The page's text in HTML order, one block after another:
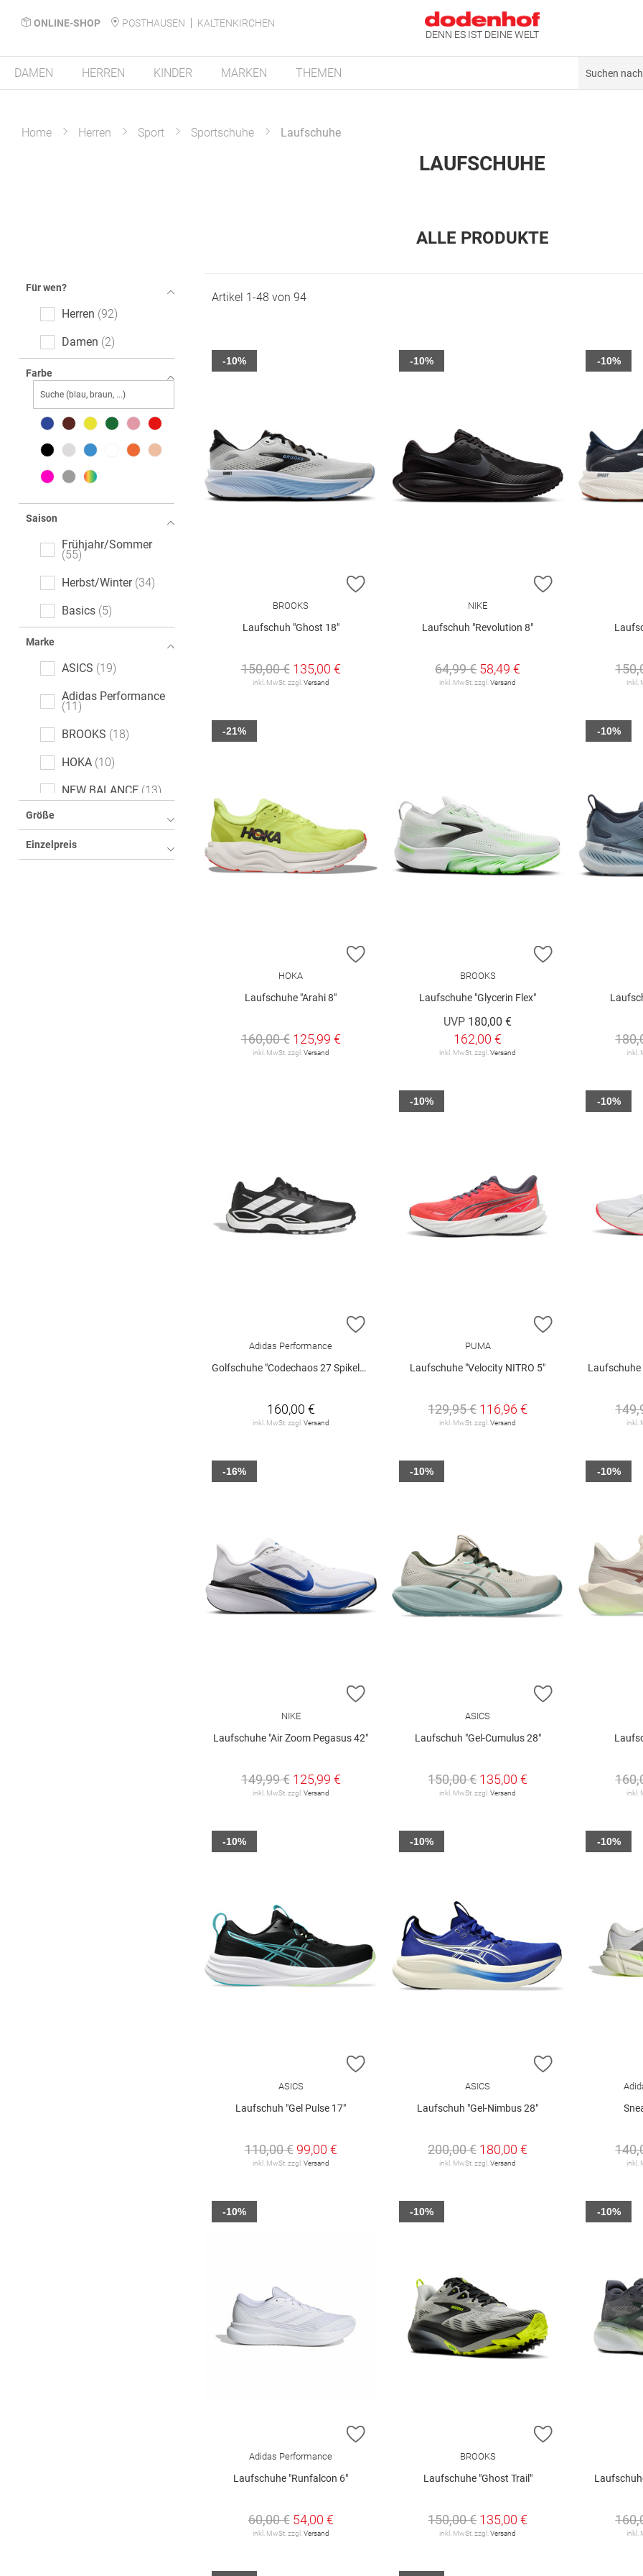
ONLINE-SHOP POSTHAUSEN
KALTENKIRCHEN
DENN ES IST DEINE WELT
DAMEN HERREN KINDER MARKEN THEMEN
Home Herren Sport Sportschuhe Laufschuhe
LAUFSCHUHE
ALLE PRODUKTE
Für wen?
Herren 92
Damen 2
Farbe
Saison
Frühjahr/Sommer
55
Herbst/Winter 34
Basics 5
Marke
ASICS 19
Adidas Performance
11
BROOKS 18
HOKA 10
NEW BALANCE 13
ON
Größe
Einzelpreis
Artikel 1-48 von 94
ZUR WUNSCHLISTE HINZUFÜGEN
BROOKS
Laufschuh "Ghost 18"
150,00 € 135,00 €
inkl. MwSt. zzgl. Versand
-10%
ZUR
NIKE
Laufschuh "Revolution 8"
64,99 € 58,49 €
inkl. MwSt. zzgl.Versand
-10%
inkl.
-10%
ZUR WUNSCHLISTE HINZUFÜGEN
HOKA
Laufschuhe "Arahi 8"
160,00 € 125,99 €
inkl. MwSt. zzgl. Versand
-21%
ZUR
BROOKS
Laufschuhe "Glycerin Flex"
UVP 180,00 €
162,00 €
inkl. MwSt. zzgl.Versand inkl.
-10%
ZUR WUNSCHLISTE HINZUFÜGEN
Adidas Performance
Golfschuhe "Codechaos 27 Spikeless"
160,00 €
inkl. MwSt. zzgl. Versand
ZUR
PUMA
Laufschuhe "Velocity NITRO 5"
129,95 € 116,96 €
inkl. MwSt. zzgl.Versand
-10%
Laufschuhe
inkl.
-10%
ZUR WUNSCHLISTE HINZUFÜGEN
NIKE
Laufschuhe "Air Zoom Pegasus 42"
149,99 € 125,99 €
inkl. MwSt. zzgl. Versand
-16%
ZUR
ASICS
Laufschuh "Gel-Cumulus 28"
150,00 € 135,00 €
inkl. MwSt. zzgl.Versand
-10%
inkl.
-10%
ZUR WUNSCHLISTE HINZUFÜGEN
ASICS
Laufschuh "Gel Pulse 17"
110,00 € 99,00 €
inkl. MwSt. zzgl. Versand
-10%
ZUR
ASICS
Laufschuh "Gel-Nimbus 28"
200,00 € 180,00 €
inkl. MwSt. zzgl.Versand
-10%
inkl.
-10%
ZUR WUNSCHLISTE HINZUFÜGEN
Adidas Performance
Laufschuhe "Runfalcon 6"
60,00 € 54,00 €
inkl. MwSt. zzgl. Versand
-10%
ZUR
BROOKS
Laufschuhe "Ghost Trail"
150,00 € 135,00 €
inkl. MwSt. zzgl.Versand
-10%
inkl.
-10%